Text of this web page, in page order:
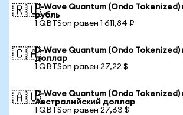
🇷🇺D-Wave Quantum (Ondo Tokenized)
рубль
1 QBTSon равен 1 611,84 ₽
🇨🇦D-Wave Quantum (Ondo Tokenized)
доллар
1 QBTSon равен 27,22 $
🇦🇺D-Wave Quantum (Ondo Tokenized)
Австралийский доллар
1 QBTSon равен 27,63 $